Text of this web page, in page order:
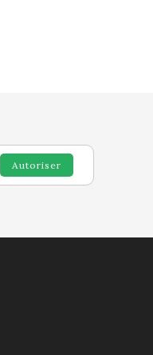
Autoriser